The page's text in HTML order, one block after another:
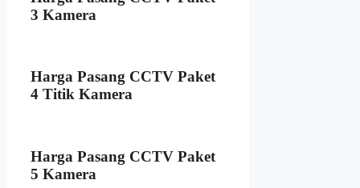
3 Kamera
Harga Pasang CCTV Paket
4 Titik Kamera
Harga Pasang CCTV Paket
5 Kamera